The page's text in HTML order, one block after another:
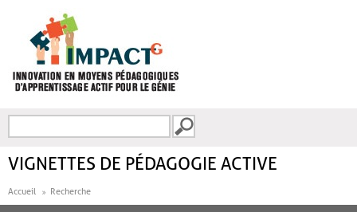
FORMULAIRE DE
VIGNETTES DE PÉDAGOGIE ACTIVE
Accueil Recherche